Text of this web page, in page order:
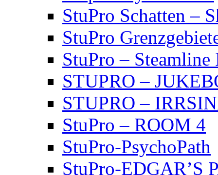
StuPro Schatten –
StuPro
StuPro – Steamline
STUPRO –
STUPRO –
StuPro – ROOM 4
StuPro-PsychoPath
StuPro-EDGAR’S